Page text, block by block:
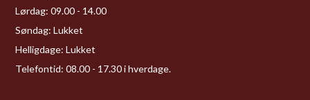
Lørdag: 09.00 - 14.00
Søndag: Lukket
Helligdage: Lukket
Telefontid: 08.00 - 17.30 i hverdage.